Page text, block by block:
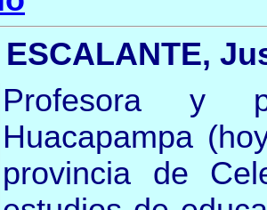
Profesora y
Huacapampa
provincia de